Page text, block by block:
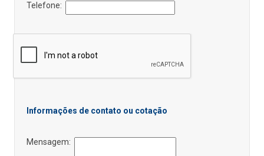
Telefone:
Informações de contato ou cotação
Mensagem: